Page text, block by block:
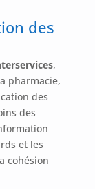
des
,
pharmacie,
des
des
et les
cohésion